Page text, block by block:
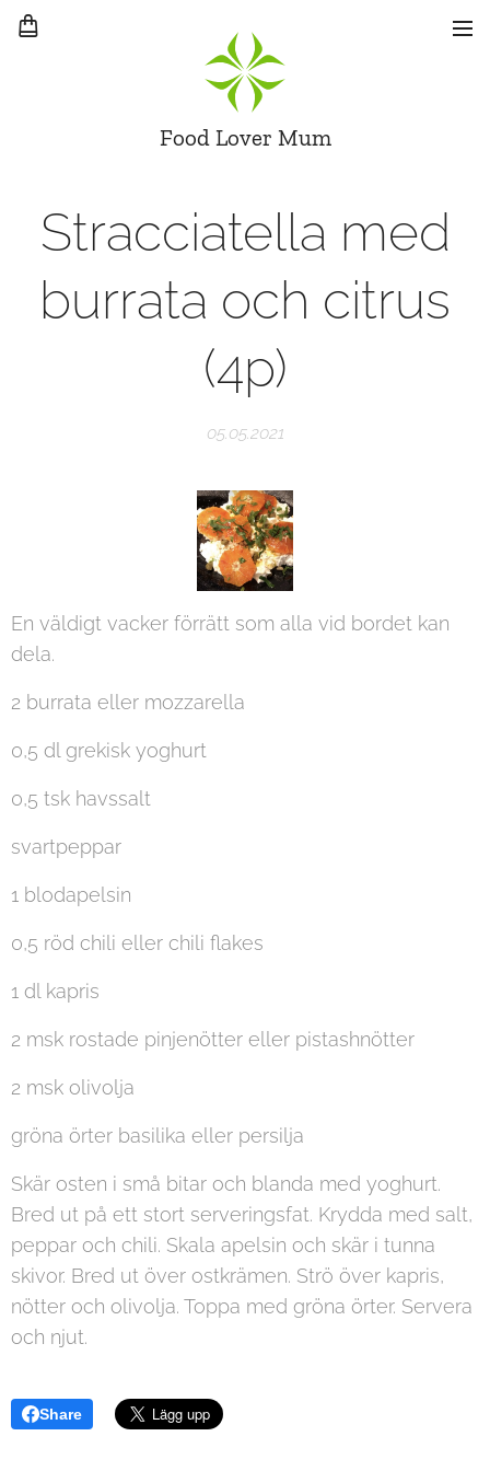
Food Lover Mum
Stracciatella med
burrata och citrus
(4p)
05.05.2021
En väldigt vacker förrätt som alla vid bordet kan
dela.
2 burrata eller mozzarella
0,5 dl grekisk yoghurt
0,5 tsk havssalt
svartpeppar
1 blodapelsin
0,5 röd chili eller chili flakes
1 dl kapris
2 msk rostade pinjenötter eller pistashnötter
2 msk olivolja
gröna örter basilika eller persilja
Skär osten i små bitar och blanda med yoghurt.
Bred ut på ett stort serveringsfat. Krydda med salt,
peppar och chili. Skala apelsin och skär i tunna
skivor. Bred ut över ostkrämen. Strö över kapris,
nötter och olivolja. Toppa med gröna örter. Servera
och njut.
Share